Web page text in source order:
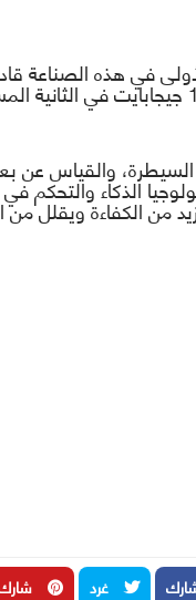
في هذه الصناعة
أفضل من التدفقات الحالية و التي هي 100
والقياس عن
الذكاء
من الكفاءة ويقلل من
غرد